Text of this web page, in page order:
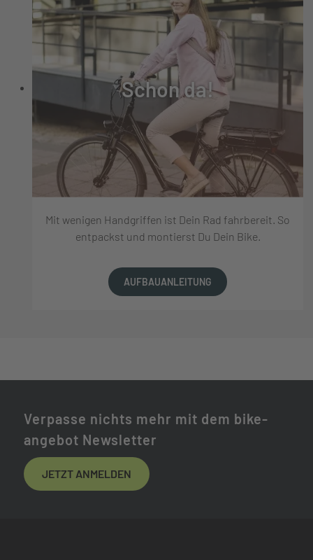
Schon da!
Mit wenigen Handgriffen ist Dein Rad fahrbereit. So
entpackst und montierst Du Dein Bike.
AUFBAUANLEITUNG
Verpasse nichts mehr mit dem bike-
angebot Newsletter
JETZT ANMELDEN